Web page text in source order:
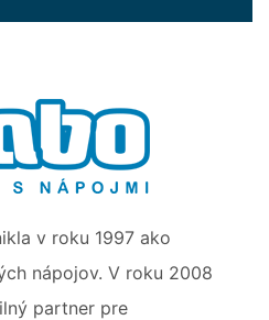
v roku 1997 ako
nápojov. V roku 2008
partner pre